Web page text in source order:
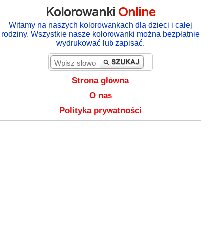
Kolorowanki Online
Witamy na naszych kolorowankach dla dzieci i całej
rodziny. Wszystkie nasze kolorowanki można bezpłatnie
wydrukować lub zapisać.
Strona główna
O nas
Polityka prywatności